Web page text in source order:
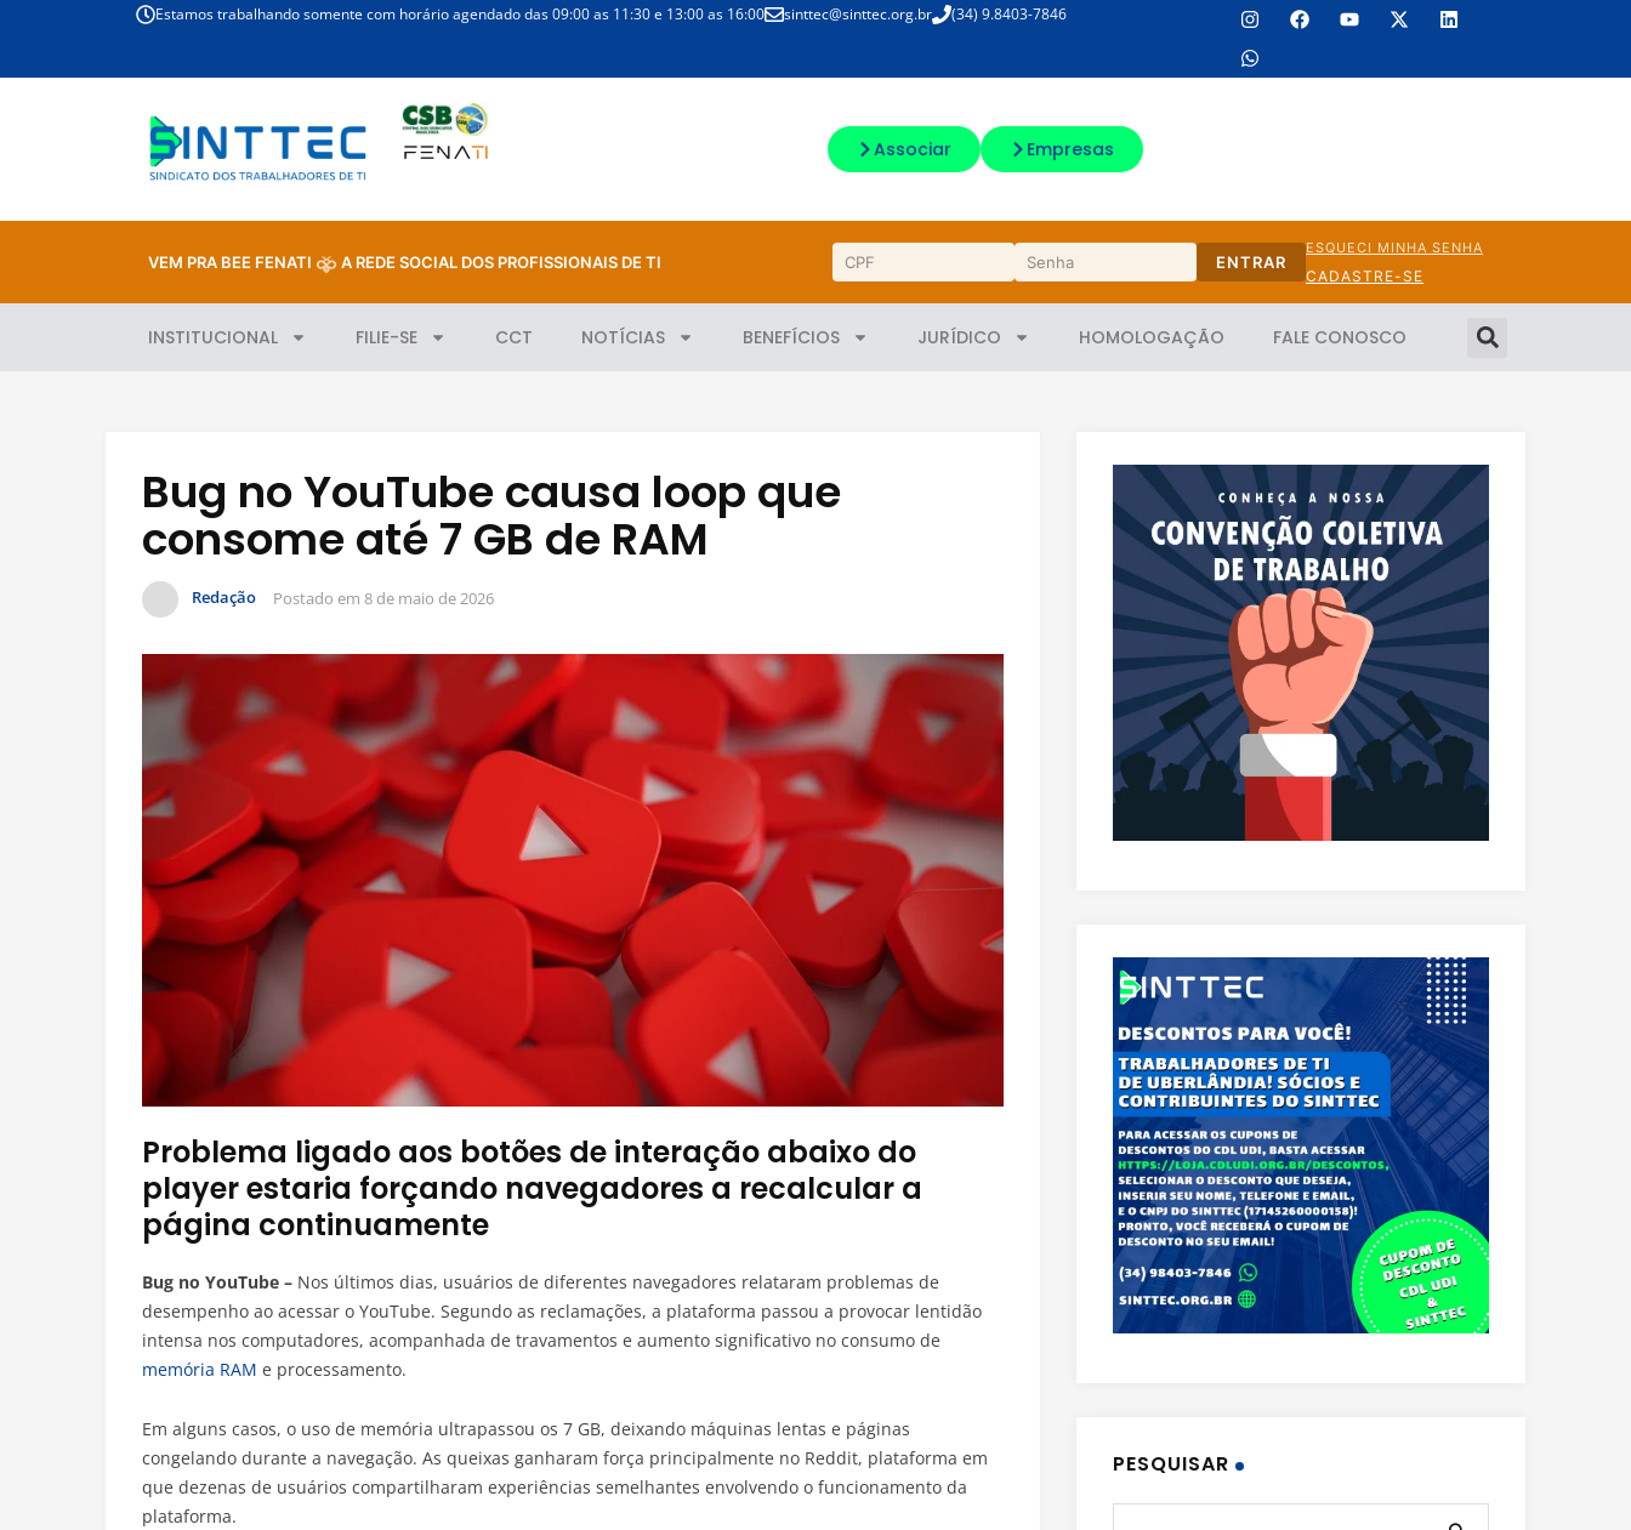
Estamos trabalhando somente com horário agendado das 09:00 as 11:30 e 13:00 as 16:00 sinttec@sinttec.org.br (34) 9.8403-7846
Associar Empresas
VEM PRA BEE FENATI A REDE SOCIAL DOS PROFISSIONAIS DE TI ENTRAR
ESQUECI MINHA SENHA
CADASTRE-SE
INSTITUCIONAL FILIE-SE CCT NOTÍCIAS BENEFÍCIOS JURÍDICO HOMOLOGAÇÃO FALE CONOSCO
Bug no YouTube causa loop que
consome até 7 GB de RAM
Redação Postado em 8 de maio de 2026
Problema ligado aos botões de interação abaixo do
player estaria forçando navegadores a recalcular a
página continuamente
Bug no YouTube – Nos últimos dias, usuários de diferentes navegadores relataram problemas de
desempenho ao acessar o YouTube. Segundo as reclamações, a plataforma passou a provocar lentidão
intensa nos computadores, acompanhada de travamentos e aumento significativo no consumo de
memória RAM e processamento.
Em alguns casos, o uso de memória ultrapassou os 7 GB, deixando máquinas lentas e páginas
congelando durante a navegação. As queixas ganharam força principalmente no Reddit, plataforma em
que dezenas de usuários compartilharam experiências semelhantes envolvendo o funcionamento da
plataforma.
PESQUISAR